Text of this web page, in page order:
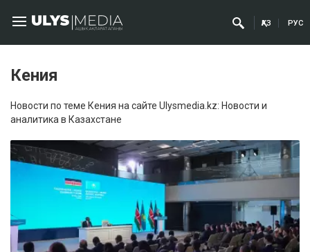
ҚАЗ РУС
Кения
Новости по теме Кения на сайте Ulysmedia.kz: Новости и
аналитика в Казахстане